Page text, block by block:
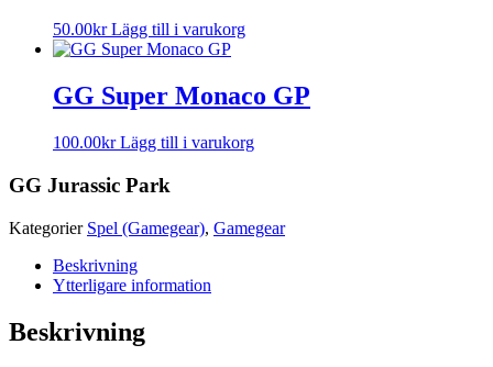
50.00kr Lägg till i varukorg
GG Super Monaco GP
100.00kr Lägg till i varukorg
GG Jurassic Park
Kategorier Spel (Gamegear), Gamegear
Beskrivning
Ytterligare information
Beskrivning